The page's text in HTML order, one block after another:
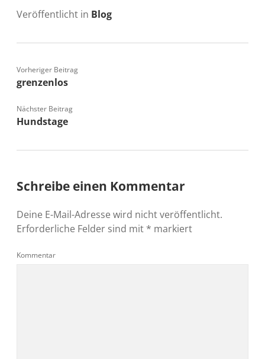
Veröffentlicht in Blog
Vorheriger Beitrag
grenzenlos
Nächster Beitrag
Hundstage
Schreibe einen Kommentar
Deine E-Mail-Adresse wird nicht veröffentlicht.
Erforderliche Felder sind mit * markiert
Kommentar